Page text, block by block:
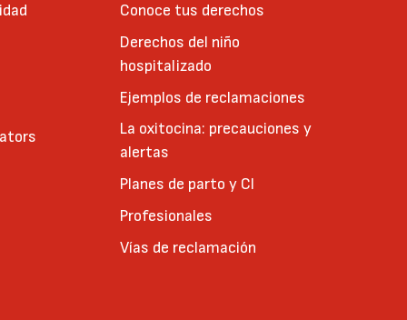
Conoce tus derechos
Derechos del niño
hospitalizado
Ejemplos de reclamaciones
La oxitocina: precauciones y
alertas
Planes de parto y CI
Profesionales
Vías de reclamación